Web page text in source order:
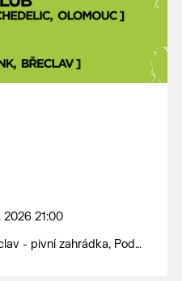
2026 21:00
- pivní zahrádka, Pod